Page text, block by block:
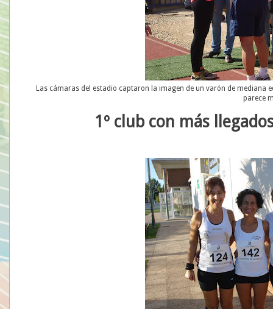
Las cámaras del estadio captaron la imagen de un varón de mediana
parece
1º club con más